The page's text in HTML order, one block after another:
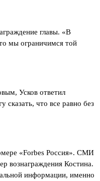
главы. «В
мы ограничимся той
Усков ответил
сказать, что все равно без
«Forbes Россия». СМИ
вознаграждения Костина.
информации, именно